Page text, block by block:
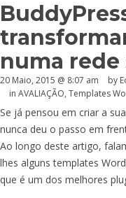
numa rede
20 Maio, 2015 @ 8:07 am by
in AVALIAÇÃO, Templates
Se já pensou em criar a
nunca deu o passo em
Ao longo deste artigo,
lhes alguns templates
que é um dos melhores